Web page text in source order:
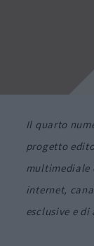
Il quarto
progetto
multimediale
internet,
esclusive e